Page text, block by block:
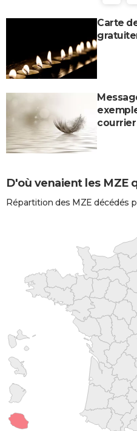
Carte
courrier
D'où venaient les MZE
Répartition des MZE décédés